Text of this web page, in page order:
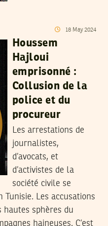
18 May 2024
Houssem
Hajloui
emprisonné :
Collusion de la
police et du
procureur
Les arrestations de
journalistes,
d’avocats, et
d’activistes de la
société civile se
Les accusations
hautes sphères du
haineuses. C’est